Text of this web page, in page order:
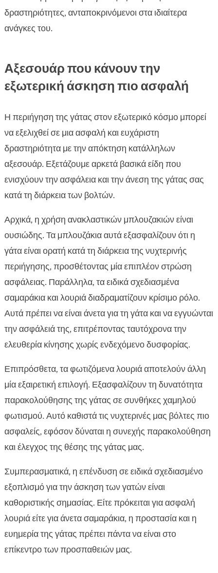
δραστηριότητες, ανταποκρινόμενοι στα ιδιαίτερα
ανάγκες του.
Αξεσουάρ που κάνουν την
εξωτερική άσκηση πιο ασφαλή
Η περιήγηση της γάτας στον εξωτερικό κόσμο μπορεί
να εξελιχθεί σε μια ασφαλή και ευχάριστη
δραστηριότητα με την απόκτηση κατάλληλων
αξεσουάρ. Εξετάζουμε αρκετά βασικά είδη που
ενισχύουν την ασφάλεια και την άνεση της γάτας σας
κατά τη διάρκεια των βολτών.
Αρχικά, η χρήση ανακλαστικών μπλουζακιών είναι
ουσιώδης. Τα μπλουζάκια αυτά εξασφαλίζουν ότι η
γάτα είναι ορατή κατά τη διάρκεια της νυχτερινής
περιήγησης, προσθέτοντας μία επιπλέον στρώση
ασφάλειας. Παράλληλα, τα ειδικά σχεδιασμένα
σαμαράκια και λουριά διαδραματίζουν κρίσιμο ρόλο.
Αυτά πρέπει να είναι άνετα για τη γάτα και να εγγυώνται
την ασφάλειά της, επιτρέποντας ταυτόχρονα την
ελευθερία κίνησης χωρίς ενδεχόμενο δυσφορίας.
Επιπρόσθετα, τα φωτιζόμενα λουριά αποτελούν άλλη
μία εξαιρετική επιλογή. Εξασφαλίζουν τη δυνατότητα
παρακολούθησης της γάτας σε συνθήκες χαμηλού
φωτισμού. Αυτό καθιστά τις νυχτερινές μας βόλτες πιο
ασφαλείς, εφόσον δύναται η συνεχής παρακολούθηση
και έλεγχος της θέσης της γάτας μας.
Συμπερασματικά, η επένδυση σε ειδικά σχεδιασμένο
εξοπλισμό για την άσκηση των γατών είναι
καθοριστικής σημασίας. Είτε πρόκειται για ασφαλή
λουριά είτε για άνετα σαμαράκια, η προστασία και η
ευημερία της γάτας πρέπει πάντα να είναι στο
επίκεντρο των προσπαθειών μας.